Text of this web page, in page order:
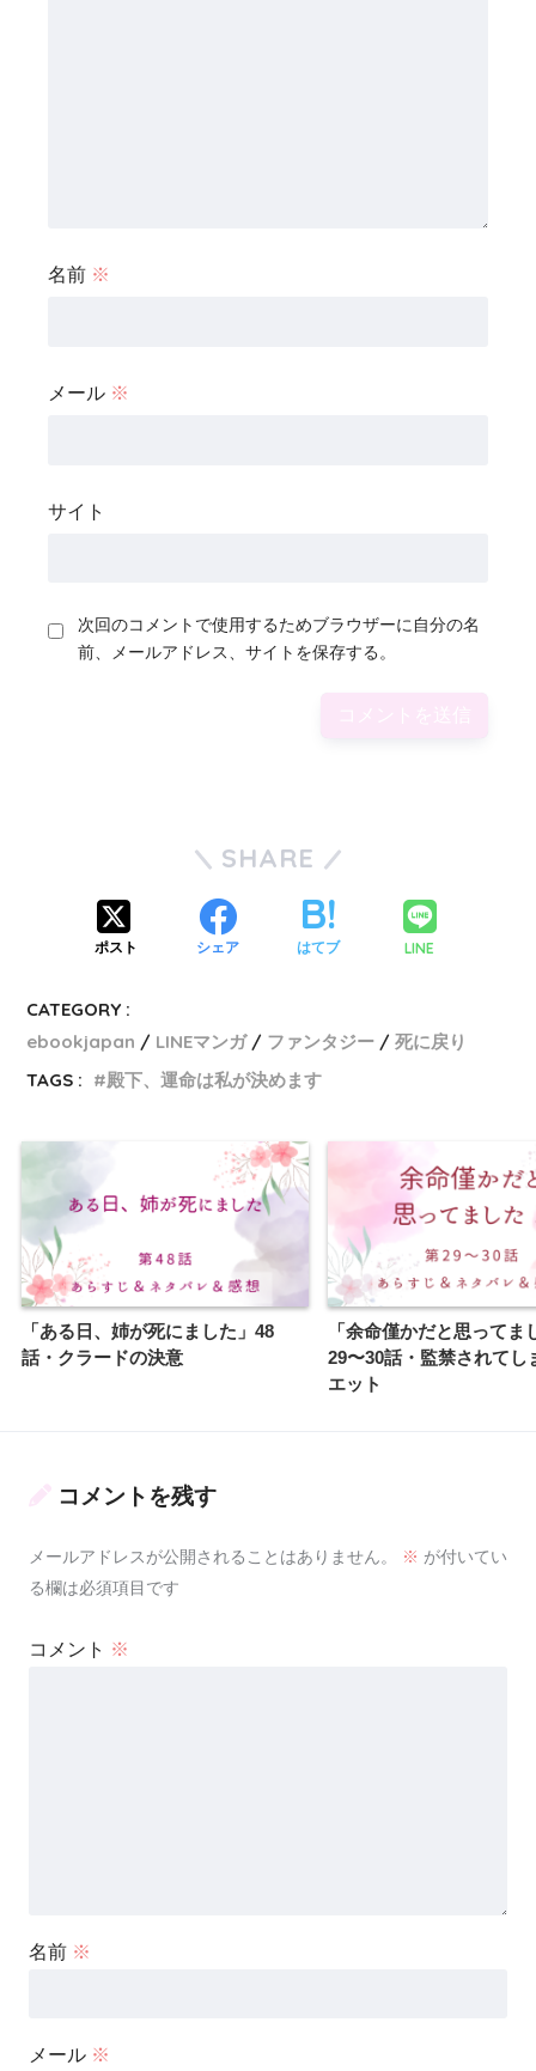
名前 ※
メール ※
サイト
次回のコメントで使用するためブラウザーに自分の名
前、メールアドレス、サイトを保存する。
SHARE
ポスト シェア はてブ LINE
CATEGORY :
ebookjapan
LINEマンガ ファンタジー
死に戻り
TAGS :
殿下、運命は私が決めます
「ある日、姉が死にました」48
話・クラードの決意
「余命僅かだと思ってま
29〜30話・監禁されてし
エット
コメントを残す
メールアドレスが公開されることはありません。 ※ が付いてい
る欄は必須項目です
コメント ※
名前 ※
メール ※